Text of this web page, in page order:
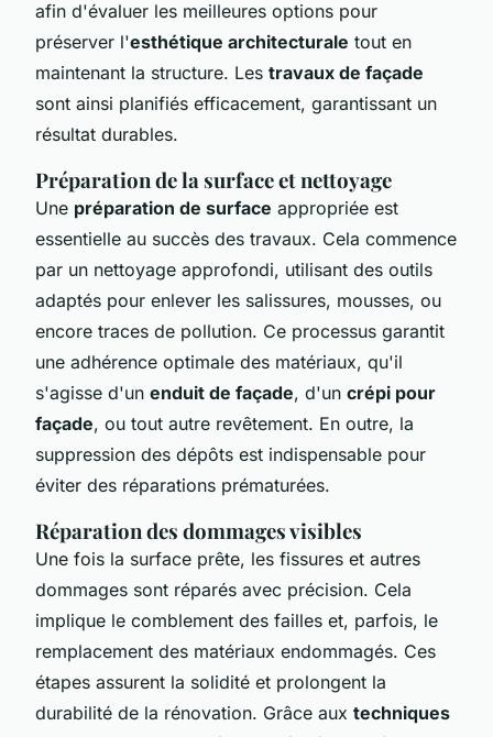
afin d'évaluer les meilleures options pour
préserver l'esthétique architecturale tout en
maintenant la structure. Les travaux de façade
sont ainsi planifiés efficacement, garantissant un
résultat durables.
Préparation de la surface et nettoyage
Une préparation de surface appropriée est
essentielle au succès des travaux. Cela commence
par un nettoyage approfondi, utilisant des outils
adaptés pour enlever les salissures, mousses, ou
encore traces de pollution. Ce processus garantit
une adhérence optimale des matériaux, qu'il
s'agisse d'un enduit de façade, d'un crépi pour
façade, ou tout autre revêtement. En outre, la
suppression des dépôts est indispensable pour
éviter des réparations prématurées.
Réparation des dommages visibles
Une fois la surface prête, les fissures et autres
dommages sont réparés avec précision. Cela
implique le comblement des failles et, parfois, le
remplacement des matériaux endommagés. Ces
étapes assurent la solidité et prolongent la
durabilité de la rénovation. Grâce aux techniques